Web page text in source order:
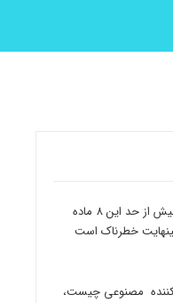
مصرف بیش از حد این 8 ماده
خطرناک است
مصنوعی چیست،